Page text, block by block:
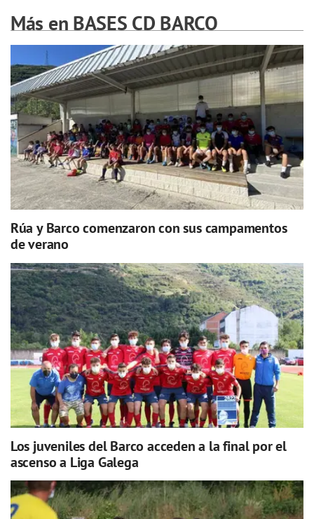
Más en BASES CD BARCO
Rúa y Barco comenzaron con sus campamentos
de verano
Los juveniles del Barco acceden a la final por el
ascenso a Liga Galega